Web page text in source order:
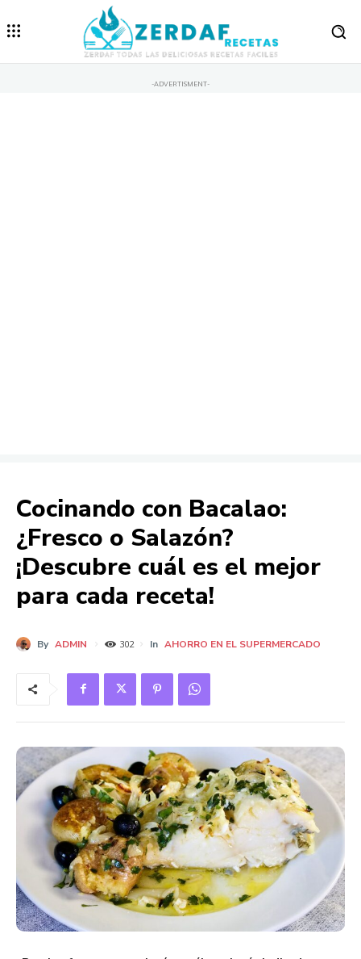
-ADVERTISMENT-
Cocinando con Bacalao:
¿Fresco o Salazón?
¡Descubre cuál es el mejor
para cada receta!
By ADMIN 302 In AHORRO EN EL SUPERMERCADO